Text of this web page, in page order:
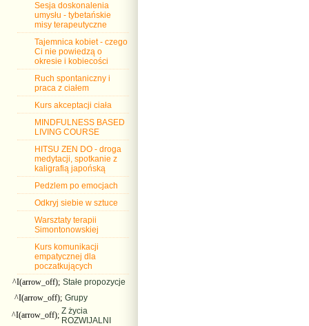
Sesja doskonalenia
umysłu - tybetańskie
misy terapeutyczne
Tajemnica kobiet - czego
Ci nie powiedzą o
okresie i kobiecości
Ruch spontaniczny i
praca z ciałem
Kurs akceptacji ciała
MINDFULNESS BASED
LIVING COURSE
HITSU ZEN DO - droga
medytacji, spotkanie z
kaligrafią japońską
Pedzlem po emocjach
Odkryj siebie w sztuce
Warsztaty terapii
Simontonowskiej
Kurs komunikacji
empatycznej dla
poczatkujących
^I(arrow_off); Stałe propozycje
^I(arrow_off); Grupy
^I(arrow_off); Z życia
ROZWIJALNI